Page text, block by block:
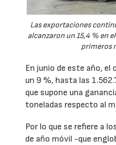
Las exportaciones
alcanzaron un 15,4 % en
primeros
En junio de este año, el
un 9 %, hasta las
que supone una
toneladas respecto al
Por lo que se refiere a
de año móvil -que